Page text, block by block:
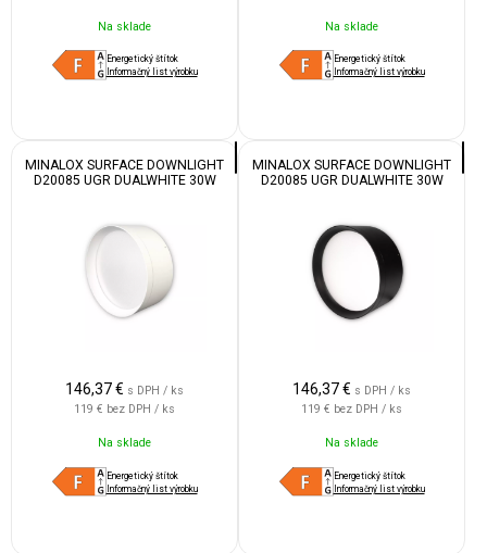
Na sklade
Energetický štítok
Informačný list výrobku
Na sklade
Energetický štítok
Informačný list výrobku
MINALOX SURFACE DOWNLIGHT
D20085 UGR DUALWHITE 30W
146,37€ s DPH / ks
119 € bez DPH / ks
Na sklade
Energetický štítok
Informačný list výrobku
MINALOX SURFACE DOWNLIGHT
D20085 UGR DUALWHITE 30W
146,37€ s DPH / ks
119 € bez DPH / ks
Na sklade
Energetický štítok
Informačný list výrobku